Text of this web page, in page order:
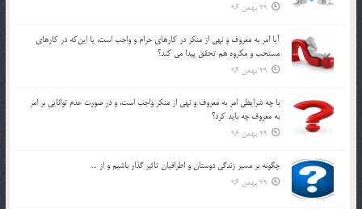
29 بهمن 96
آيا امر به معروف و نهي از منكر در كارهاي حرام و واجب است، يا اين‌كه در كارهاي
مستحب و مكروه هم تحقق پيدا مي كند؟
29 بهمن 96
با چه شرايطي امر به معروف و نهي از منکر واجب است، و در صورت عدم توانايي بر امر
به معروف چه بايد کرد؟
29 بهمن 96
چگونه بر مسير زندگي دوستان و اطرافيان تاثير گذار باشيم و از …
29 بهمن 96